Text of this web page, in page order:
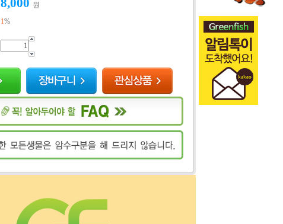
8,000 원
1%